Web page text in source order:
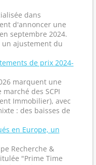
dans
d'annoncer une
septembre 2024.
un ajustement du
de prix 2024-
marquent une
des SCPI
Immobilier), avec
: des baisses de
en Europe, un
Recherche &
"Prime Time